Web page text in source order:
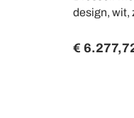
design, wit,
€